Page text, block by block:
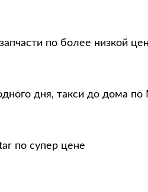
по более низкой
дня, такси до дома по
по супер цене